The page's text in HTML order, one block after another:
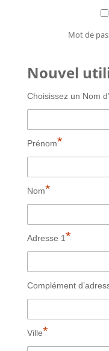
Mot de
Nouvel
Choisissez un Nom
Prénom*
Nom*
Adresse 1*
Complément
Ville*